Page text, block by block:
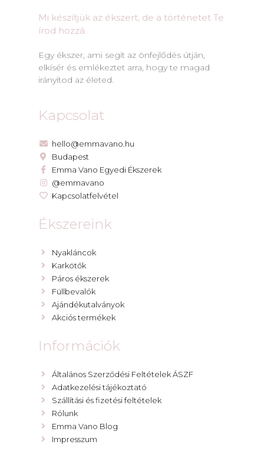
Mi készítjük az ékszert, de a történetet Te
írod hozzá.​
Egy ékszer, ami segít az önfejlődés útján,
elkísér és emlékeztet arra, hogy te magad
irányítod az életed.
Kapcsolat
hello@emmavano.hu
Budapest
Emma Vano Egyedi Ékszerek
@emmavano
Kapcsolatfelvétel
Ékszereink
Nyakláncok
Karkötők
Páros ékszerek
Füllbevalók
Ajándékutalványok
Akciós termékek
Információk
Általános Szerződési Feltételek ÁSZF
Adatkezelési tájékoztató
Szállítási és fizetési feltételek
Rólunk
Emma Vano Blog
Impresszum